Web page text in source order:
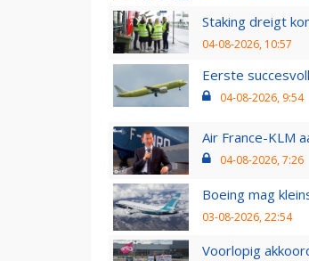
Staking dreigt
04-08-2026, 10:57
Eerste
04-08-2026, 9:54
Air France-KLM
04-08-2026, 7:26
Boeing mag
03-08-2026, 22:54
Voorlopig